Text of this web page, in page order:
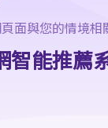
訟？
訟？
區？(c) 即使該人失踨
面與您的情境相
能推薦